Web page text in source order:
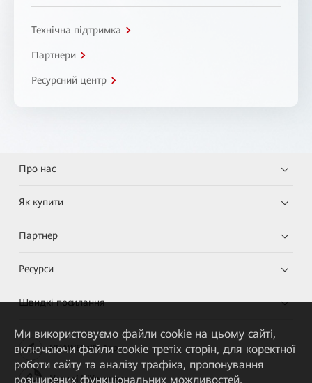
Технічна підтримка
Партнери
Ресурсний центр
Про нас
Як купити
Партнер
Ресурси
Швидкі посилання
HUAWEI eKit App
Huawei HiKnow App
Ми використовуємо файли cookie на цьому сайті,
включаючи файли cookie третіх сторін, для коректної
роботи сайту та аналізу трафіка, пропонування
розширених функціональних можливостей,